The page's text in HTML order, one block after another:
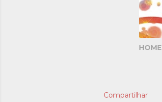
HOME
Compartilhar